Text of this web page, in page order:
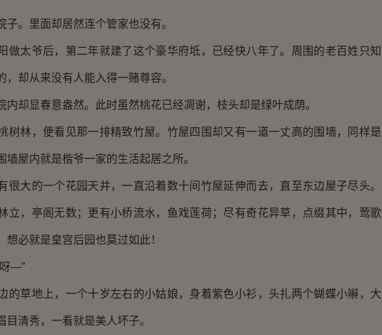
。里面却居然连个管家也没有。
太爷后，第二年就建了这个豪华府坻，已经快八年了。周围的老百姓只知
，却从来没有人能入得一赌尊容。
却显春意盎然。此时虽然桃花已经凋谢，枝头却是绿叶成荫。
林，便看见那一排精致竹屋。竹屋四围却又有一道一丈高的围墙，同样是
墙屋内就是楷爷一家的生活起居之所。
大的一个花园天井，一直沿着数十间竹屋延伸而去，直至东边屋子尽头。
立，亭阁无数；更有小桥流水，鱼戏莲荷；尽有奇花异草，点缀其中，莺歌
想必就是皇宫后园也莫过如此！
—”
草地上，一个十岁左右的小姑娘，身着紫色小衫，头扎两个蝴蝶小辮，大
目清秀，一看就是美人坏子。